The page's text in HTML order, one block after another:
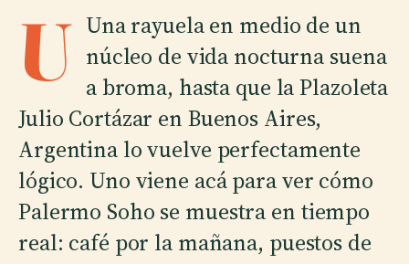
U Una rayuela en medio de un
núcleo de vida nocturna suena
a broma, hasta que la Plazoleta
Julio Cortázar en Buenos Aires,
Argentina lo vuelve perfectamente
lógico. Uno viene acá para ver cómo
Palermo Soho se muestra en tiempo
real: café por la mañana, puestos de